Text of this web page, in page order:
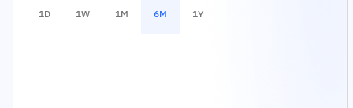
1D 1W 1M 6M 1Y